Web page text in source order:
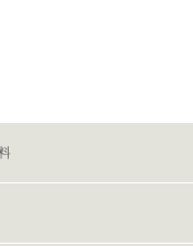
のとし、第三者に譲
よう定期的に変更する
い。